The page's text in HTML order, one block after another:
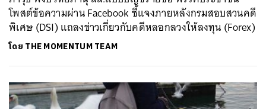
โพสต์ข้อความผ่าน Facebook ชี้แจงภายหลังกรมสอบสวนคดี
พิเศษ (DSI) แถลงข่าวเกี่ยวกับคดีหลอกลวงให้ลงทุน (Forex)
โดย THE MOMENTUM TEAM
SHARE TWEET LINE EMAIL